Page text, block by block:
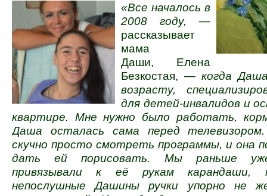
«Все началось в
2008 году, —
рассказывает
мама
Даши, Елена
Безкостая, — когда
возрасту,
для детей-инвалидов и
квартире. Мне нужно было работать,
Даша осталась сама перед
скучно просто смотреть программы, и она
дать ей порисовать. Мы раньше уже
привязывали к её рукам карандаши,
непослушные Дашины ручки упорно не